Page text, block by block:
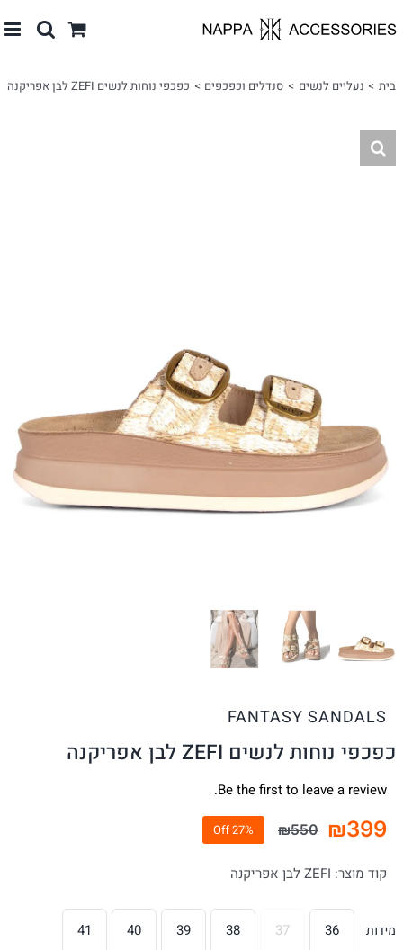
לתוכן
בית נעליים לנשים סנדלים וכפכפים כפכפי נוחות לנשים ZEFI לבן אפריקנה
FANTASY SANDALS
כפכפי נוחות לנשים ZEFI לבן אפריקנה
Be the first to leave a review.
₪550 המחיר
המקורי
היה:
₪550.
₪399
המחיר
הנוכחי
הוא:
₪399.
27% Off
קוד מוצר: ZEFI לבן אפריקנה
מידות

36
37
38
39
40
41